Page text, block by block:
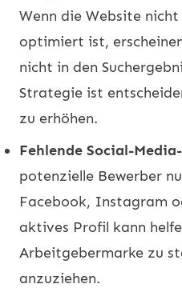
Wenn die Website nicht
optimiert ist,
nicht in den
Strategie ist
zu erhöhen.
Fehlende Social-
potenzielle Bewerber
Facebook, Instagram
aktives Profil kann
Arbeitgebermarke zu
anzuziehen.